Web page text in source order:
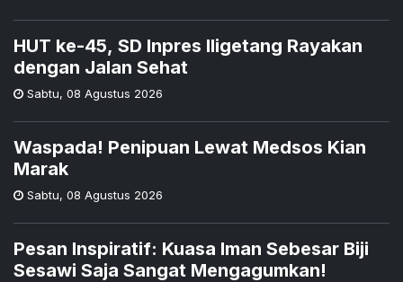
HUT ke-45, SD Inpres Iligetang Rayakan
dengan Jalan Sehat
Sabtu, 08 Agustus 2026
Waspada! Penipuan Lewat Medsos Kian
Marak
Sabtu, 08 Agustus 2026
Pesan Inspiratif: Kuasa Iman Sebesar Biji
Sesawi Saja Sangat Mengagumkan!